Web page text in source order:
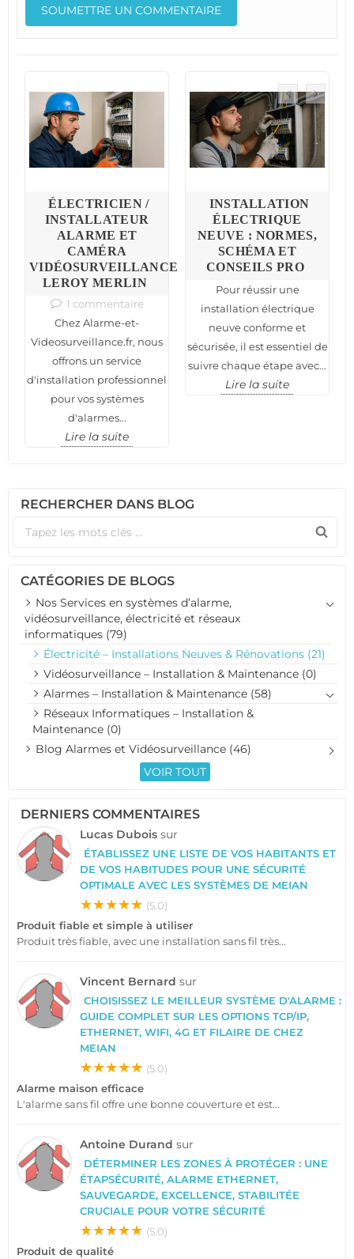
ÉLECTRICIEN /
INSTALLATEUR
ALARME ET
CAMÉRA
VIDÉOSURVEILLANCE
LEROY MERLIN
1 commentaire
Chez Alarme-et-
Videosurveillance.fr, nous
offrons un service
d'installation professionnel
pour vos systèmes
d'alarmes...
Lire la suite
INSTALLATION
ÉLECTRIQUE
NEUVE : NORMES,
SCHÉMA ET
CONSEILS PRO
Pour réussir une
installation électrique
neuve conforme et
sécurisée, il est essentiel de
suivre chaque étape avec...
Lire la suite
RECHERCHER DANS BLOG
CATÉGORIES DE BLOGS
Nos Services en systèmes d’alarme,
vidéosurveillance, électricité et réseaux
informatiques (79)
Électricité – Installations Neuves & Rénovations (21)
Vidéosurveillance – Installation & Maintenance (0)
Alarmes – Installation & Maintenance (58)
Réseaux Informatiques – Installation &
Maintenance (0)
Blog Alarmes et Vidéosurveillance (46)
VOIR TOUT
DERNIERS COMMENTAIRES
Lucas Dubois sur
ÉTABLISSEZ UNE LISTE DE VOS HABITANTS ET
DE VOS HABITUDES POUR UNE SÉCURITÉ
OPTIMALE AVEC LES SYSTÈMES DE MEIAN
★★★★★ (5.0)
Produit fiable et simple à utiliser
Produit très fiable, avec une installation sans fil très...
Vincent Bernard sur
CHOISISSEZ LE MEILLEUR SYSTÈME D'ALARME :
GUIDE COMPLET SUR LES OPTIONS TCP/IP,
ETHERNET, WIFI, 4G ET FILAIRE DE CHEZ
MEIAN
★★★★★ (5.0)
Alarme maison efficace
L'alarme sans fil offre une bonne couverture et est...
Antoine Durand sur
DÉTERMINER LES ZONES À PROTÉGER : UNE
ÉTAPSÉCURITÉ, ALARME ETHERNET,
SAUVEGARDE, EXCELLENCE, STABILITÉE
CRUCIALE POUR VOTRE SÉCURITÉ
★★★★★ (5.0)
Produit de qualité